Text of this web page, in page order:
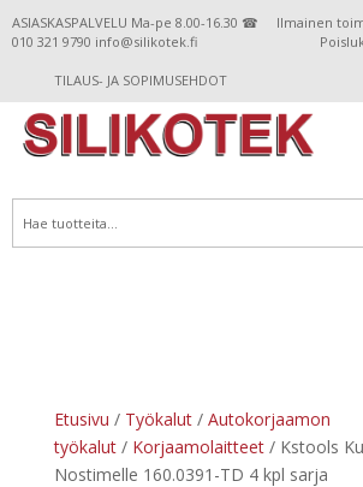
ASIASKASPALVELU Ma-pe 8.00-16.30 ☎
010 321 9790 info@silikotek.fi
Ilmainen
TILAUS- JA SOPIMUSEHDOT
Etusivu / Työkalut/ Autokorjaamon
työkalut/ Korjaamolaitteet/ Kstools
Nostimelle 160.0391-TD 4 kpl sarja